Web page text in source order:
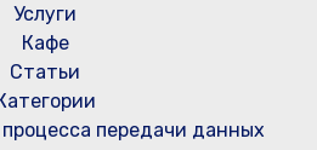
Услуги
Кафе
Статьи
передачи данных